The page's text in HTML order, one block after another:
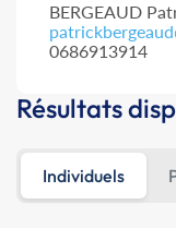
BERGEAUD
0686913914
Résultats
Individuels